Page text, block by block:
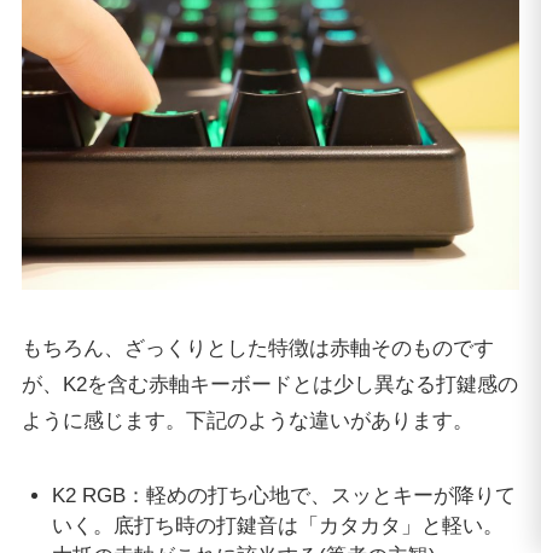
もちろん、ざっくりとした特徴は赤軸そのものです
が、K2を含む赤軸キーボードとは少し異なる打鍵感の
ように感じます。下記のような違いがあります。
K2 RGB：軽めの打ち心地で、スッとキーが降りて
いく。底打ち時の打鍵音は「カタカタ」と軽い。